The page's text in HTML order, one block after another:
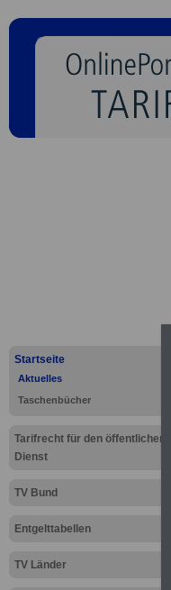
Startseite
Aktuelles
Taschenbücher
Tarifrecht für den öffentlichen
Dienst
TV Bund
Entgelttabellen
TV Länder